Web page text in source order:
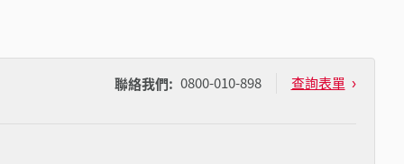
聯絡我們: 0800-010-898 查詢表單